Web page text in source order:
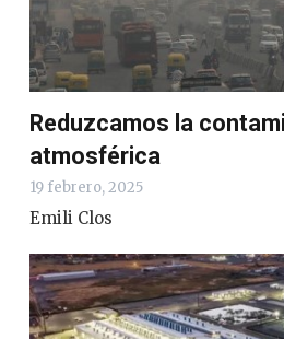
Reduzcamos la
atmosférica
19 febrero, 2025
Emili Clos